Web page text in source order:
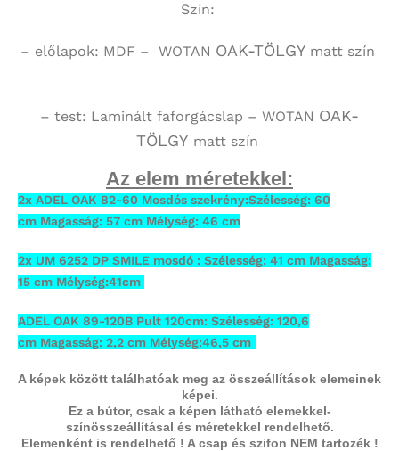
Szín:
– előlapok: MDF – WOTAN OAK-TÖLGYmatt szín
– test: Laminált faforgácslap – WOTAN OAK-
TÖLGY matt szín
Az elem méretekkel:
2x ADEL OAK 82-60 Mosdós szekrény:Szélesség: 60
cm Magasság: 57 cm Mélység: 46 cm
2x UM 6252 DP SMILE mosdó : Szélesség: 41 cm Magasság:
15 cm Mélység:41cm
ADEL OAK 89-120B Pult 120cm: Szélesség: 120,6
cm Magasság: 2,2 cm Mélység:46,5 cm
A képek között találhatóak meg az összeállítások elemeinek
képei.
Ez a bútor, csak a képen látható elemekkel-
színösszeállításal és méretekkel rendelhető.
Elemenként is rendelhető ! A csap és szifon NEM tartozék !